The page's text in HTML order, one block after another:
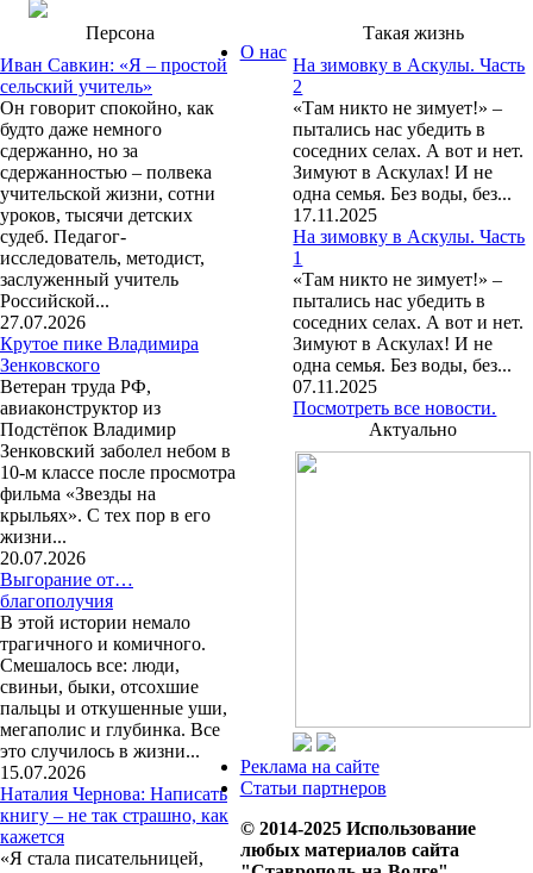
Персона
Иван Савкин: «Я – простой
сельский учитель»
Он говорит спокойно, как
будто даже немного
сдержанно, но за
сдержанностью – полвека
учительской жизни, сотни
уроков, тысячи детских
судеб. Педагог-
исследователь, методист,
заслуженный учитель
Российской...
27.07.2026
Крутое пике Владимира
Зенковского
Ветеран труда РФ,
авиаконструктор из
Подстёпок Владимир
Зенковский заболел небом в
10-м классе после просмотра
фильма «Звезды на
крыльях». С тех пор в его
жизни...
20.07.2026
Выгорание от…
благополучия
В этой истории немало
трагичного и комичного.
Смешалось все: люди,
свиньи, быки, отсохшие
пальцы и откушенные уши,
мегаполис и глубинка. Все
это случилось в жизни...
15.07.2026
Наталия Чернова: Написать
книгу – не так страшно, как
кажется
«Я стала писательницей,
Такая жизнь
На зимовку в Аскулы. Часть
2
«Там никто не зимует!» –
пытались нас убедить в
соседних селах. А вот и нет.
Зимуют в Аскулах! И не
одна семья. Без воды, без...
17.11.2025
На зимовку в Аскулы. Часть
1
«Там никто не зимует!» –
пытались нас убедить в
соседних селах. А вот и нет.
Зимуют в Аскулах! И не
одна семья. Без воды, без...
07.11.2025
Посмотреть все новости.
Актуально
О нас
Реклама на сайте
Статьи партнеров
© 2014-2025 Использование
любых материалов сайта